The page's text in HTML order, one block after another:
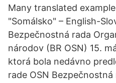
Many translated
"Somálsko" – English-
Bezpečnostná rada
národov (BR OSN) 15.
ktorá bola nedávno
rade OSN